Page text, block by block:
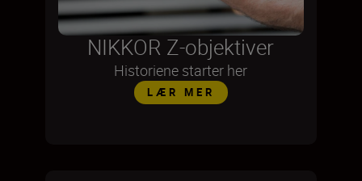
NIKKOR Z-objektiver
Historiene starter her
LÆR MER